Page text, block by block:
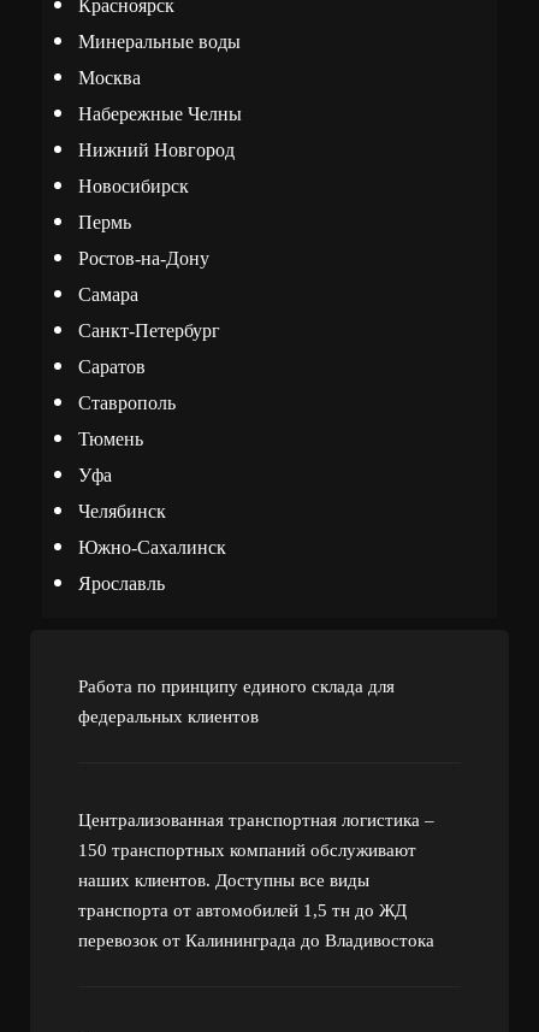
Работа по принципу единого склада для
федеральных клиентов
Централизованная транспортная логистика –
150 транспортных компаний обслуживают
наших клиентов. Доступны все виды
транспорта от автомобилей 1,5 тн до ЖД
перевозок от Калининграда до Владивостока
Красноярск
Минеральные воды
Москва
Набережные Челны
Нижний Новгород
Новосибирск
Пермь
Ростов-на-Дону
Самара
Санкт-Петербург
Саратов
Ставрополь
Тюмень
Уфа
Челябинск
Южно-Сахалинск
Ярославль